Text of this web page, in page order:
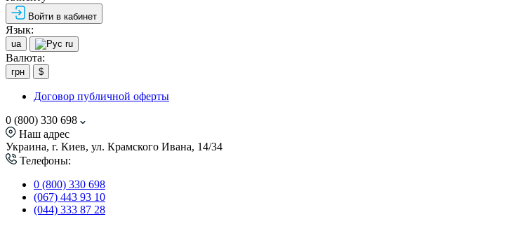
Войти в кабинет
Язык:
ua ru
Валюта:
грн $
Договор публичной оферты
0 (800) 330 698
Наш адрес
Украина, г. Киев, ул. Крамского Ивана, 14/34
Телефоны:
0 (800) 330 698
(067) 443 93 10
(044) 333 87 28